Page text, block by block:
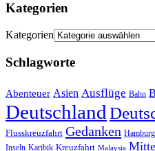
Kategorien
Kategorien
Schlagworte
Abenteuer Asien Ausflüge Bahn
Deutschland
Flusskreuzfahrt Gedanken Hamburg
Inseln Karibik Kreuzfahrt Malaysia